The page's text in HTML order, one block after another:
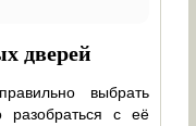
дверей
выбрать
разобраться с её